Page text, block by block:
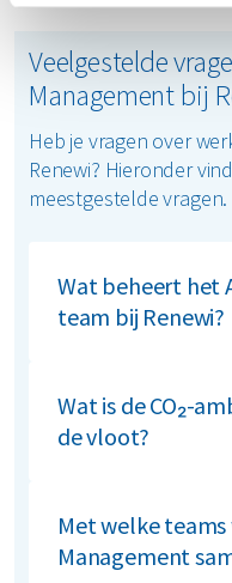
Veelgestelde
Management bij
Heb je vragen over
Renewi? Hieronder
meestgestelde vragen.
Wat beheert het
team bij Renewi?
meer dan 1.200
containers en meer
Wat is de CO₂-
de vloot?
vloot in 2030. Het
speelt een
Met welke
Management